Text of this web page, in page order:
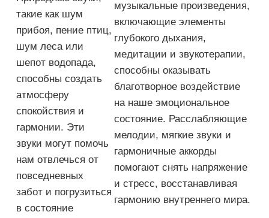
такие как шум
прибоя, пение птиц,
шум леса или
шепот водопада,
способны создать
атмосферу
спокойствия и
гармонии. Эти
звуки могут помочь
нам отвлечься от
повседневных
забот и погрузиться
в состояние
музыкальные произведения,
включающие элементы
глубокого дыхания,
медитации и звукотерапии,
способны оказывать
благотворное воздействие
на наше эмоциональное
состояние. Расслабляющие
мелодии, мягкие звуки и
гармоничные аккорды
помогают снять напряжение
и стресс, восстанавливая
гармонию внутреннего мира.